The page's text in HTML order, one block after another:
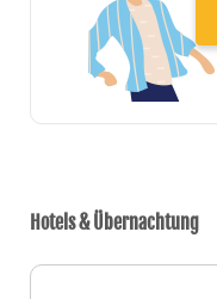
Hotels & Übernachtung